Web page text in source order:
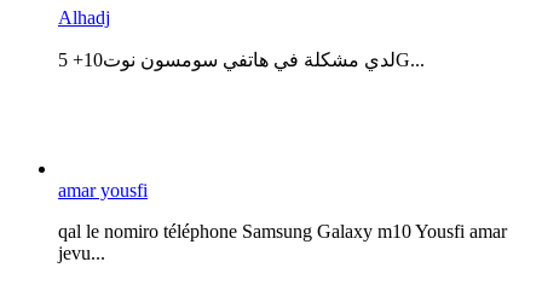
Alhadj
لدي مشكلة في هاتفي سومسون نوت10+ 5G...
amar yousfi
qal le nomiro téléphone Samsung Galaxy m10 Yousfi amar
jevu...